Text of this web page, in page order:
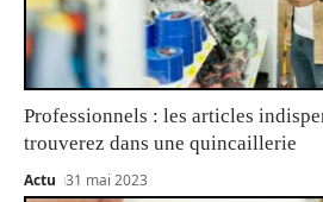
Professionnels : les articles
trouverez dans une quincaillerie
Actu 31 mai 2023